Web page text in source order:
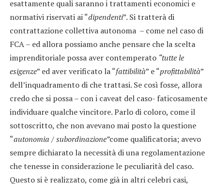
esattamente quali saranno i trattamenti economici e
normativi riservati ai “dipendenti”. Si tratterà di
contrattazione collettiva autonoma – come nel caso di
FCA – ed allora possiamo anche pensare che la scelta
imprenditoriale possa aver contemperato “tutte le
esigenze” ed aver verificato la “fattibilità” e “profittabilità”
dell’inquadramento di che trattasi. Se così fosse, allora
credo che si possa – con i caveat del caso- faticosamente
individuare qualche vincitore. Parlo di coloro, come il
sottoscritto, che non avevano mai posto la questione
“autonomia / subordinazione”come qualificatoria; avevo
sempre dichiarato la necessità di una regolamentazione
che tenesse in considerazione le peculiarità del caso.
Questo si è realizzato, come già in altri celebri casi,